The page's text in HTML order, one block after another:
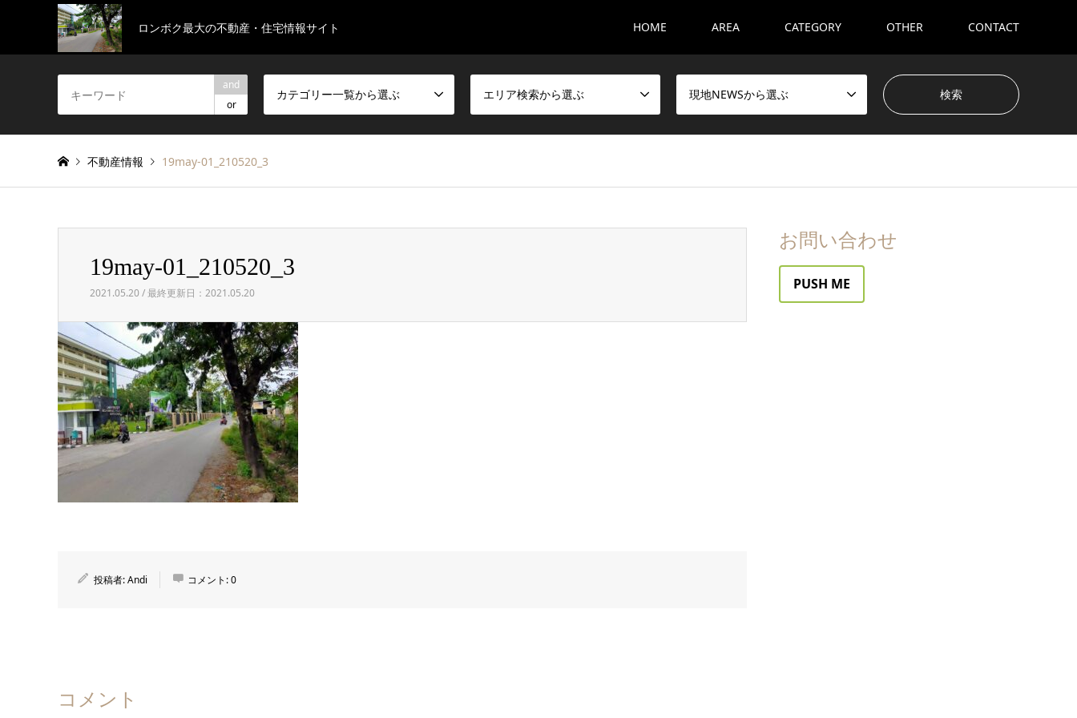
ロンボク最大の不動産・住宅情報サイト HOME AREA CATEGORY OTHER CONTACT
and
or
カテゴリー一覧から選ぶ エリア検索から選ぶ 現地NEWSから選ぶ
不動産情報 19may-01_210520_3
19may-01_210520_3
2021.05.20 / 最終更新日：2021.05.20
投稿者:Andi コメント:0
コメント
お問い合わせ
PUSH ME